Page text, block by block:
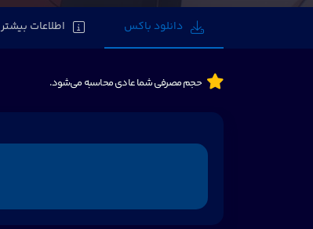
دانلود باکس اطلاعات بیشتر
حجم مصرفی شما عادی محاسبه می‌شود.